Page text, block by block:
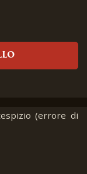
(errore di